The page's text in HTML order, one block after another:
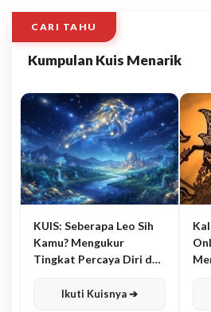
CARI TAHU
Kumpulan Kuis Menarik
KUIS: Seberapa Leo Sih
Kamu? Mengukur
Tingkat Percaya Diri dan
Ikuti Kuisnya ➔